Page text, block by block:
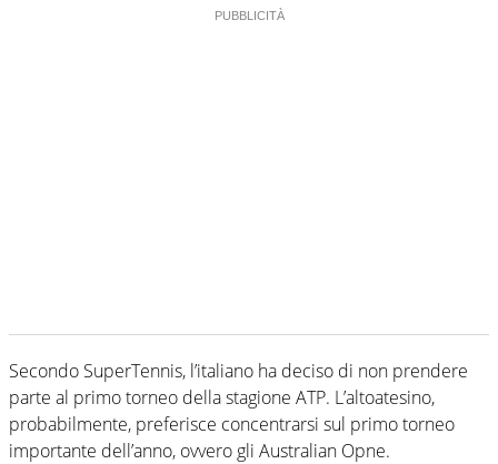
Secondo SuperTennis, l’italiano ha deciso di non prendere
parte al primo torneo della stagione ATP. L’altoatesino,
probabilmente, preferisce concentrarsi sul primo torneo
importante dell’anno, ovvero gli Australian Opne.